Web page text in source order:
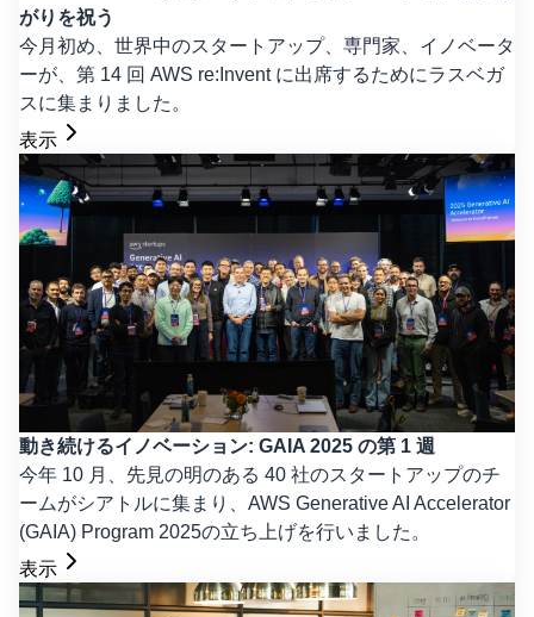
がりを祝う
今月初め、世界中のスタートアップ、専門家、イノベータ
ーが、第 14 回 AWS re:Invent に出席するためにラスベガ
スに集まりました。
表示
動き続けるイノベーション: GAIA 2025 の第 1 週
今年 10 月、先見の明のある 40 社のスタートアップのチ
ームがシアトルに集まり、AWS Generative AI Accelerator
(GAIA) Program 2025の立ち上げを行いました。
表示